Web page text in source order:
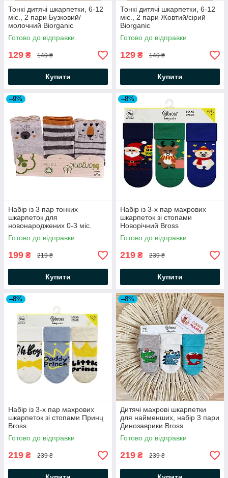
Тонкі дитячі шкарпетки, 6-12
міс., 2 пари Бузковий/
молочний Biorganic
Готово до відправки
129 ₴ 149 ₴
Купити
Тонкі дитячі шкарпетки, 6-12
міс., 2 пари Жовтий/сірий
Biorganic
Готово до відправки
129 ₴ 149 ₴
Купити
–9%
Набір із 3 пар тонких
шкарпеток для
новонароджених 0-3 міс.
Сірий/Коричневий Biorganic
Готово до відправки
199 ₴ 219 ₴
Купити
–8%
Набір із 3-х пар махрових
шкарпеток зі стопами
Новорічний Bross
Готово до відправки
219 ₴ 239 ₴
Купити
–8%
Набір із 3-х пар махрових
шкарпеток зі стопами Принц
Bross
Готово до відправки
219 ₴ 239 ₴
–8%
Дитячі махрові шкарпетки
для найменших, набір 3 пари
Динозаврики Bross
Готово до відправки
219 ₴ 239 ₴